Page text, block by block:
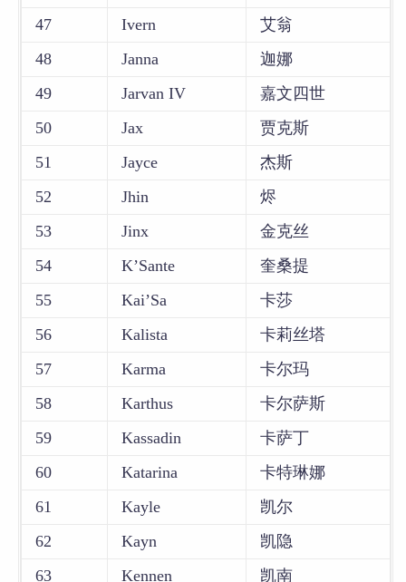
47
Ivern
艾翁
48
Janna
迦娜
49
Jarvan IV
嘉文四世
50
Jax
贾克斯
51
Jayce
杰斯
52
Jhin
烬
53
Jinx
金克丝
54
K’Sante
奎桑提
55
Kai’Sa
卡莎
56
Kalista
卡莉丝塔
57
Karma
卡尔玛
58
Karthus
卡尔萨斯
59
Kassadin
卡萨丁
60
Katarina
卡特琳娜
61
Kayle
凯尔
62
Kayn
凯隐
63
Kennen 凯南